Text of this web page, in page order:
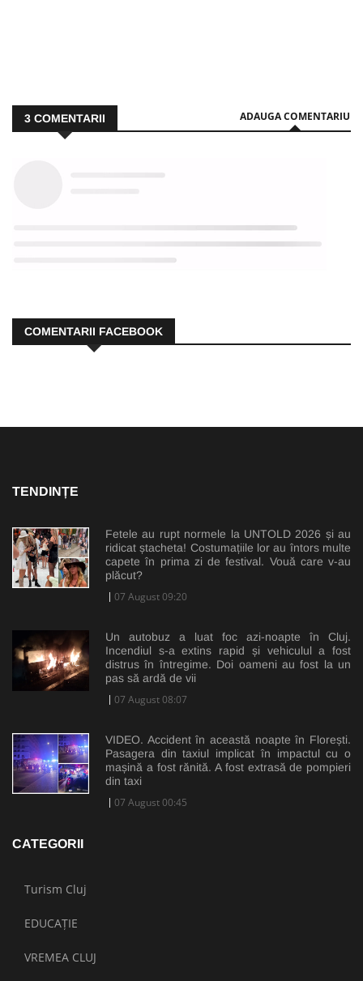
3 COMENTARII ADAUGA COMENTARIU
COMENTARII FACEBOOK
TENDINȚE
Fetele au rupt normele la UNTOLD 2026 și au
ridicat ștacheta! Costumațiile lor au întors multe
capete în prima zi de festival. Vouă care v-au
plăcut?
07 August 09:20
Un autobuz a luat foc azi-noapte în Cluj.
Incendiul s-a extins rapid și vehiculul a fost
distrus în întregime. Doi oameni au fost la un
pas să ardă de vii
07 August 08:07
VIDEO. Accident în această noapte în Florești.
Pasagera din taxiul implicat în impactul cu o
mașină a fost rănită. A fost extrasă de pompieri
din taxi
07 August 00:45
CATEGORII
Turism Cluj
EDUCAȚIE
VREMEA CLUJ